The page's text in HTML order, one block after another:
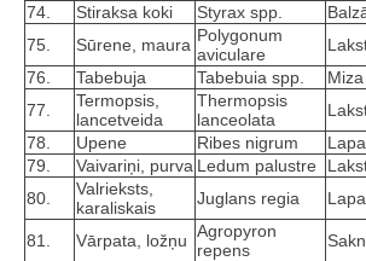
74.
Stiraksa koki Styrax spp.
75.
Sūrene, maura Polygonum
aviculare
76.
Tabebuja Tabebuia spp. Miza
77.
Termopsis,
lancetveida
Thermopsis
lanceolata
78.
Upene Ribes nigrum
79.
Vaivariņi, purva Ledum palustre
80.
Valrieksts,
karaliskais
Juglans regia
81. Vārpata, ložņu Agropyron
repens